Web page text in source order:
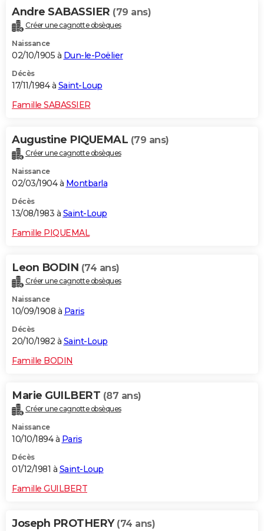
Andre SABASSIER (79 ans)
Créer une cagnotte obsèques
Naissance
02/10/1905 à Dun-le-Poëlier
Décès
17/11/1984 à Saint-Loup
Famille SABASSIER
Augustine PIQUEMAL (79 ans)
Créer une cagnotte obsèques
Naissance
02/03/1904 à Montbarla
Décès
13/08/1983 à Saint-Loup
Famille PIQUEMAL
Leon BODIN (74 ans)
Créer une cagnotte obsèques
Naissance
10/09/1908 à Paris
Décès
20/10/1982 à Saint-Loup
Famille BODIN
Marie GUILBERT (87 ans)
Créer une cagnotte obsèques
Naissance
10/10/1894 à Paris
Décès
01/12/1981 à Saint-Loup
Famille GUILBERT
Joseph PROTHERY (74 ans)